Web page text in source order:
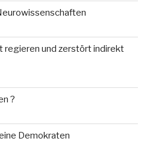
regieren und zerstört indirekt
?
Demokraten